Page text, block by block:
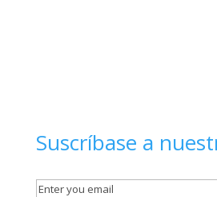
Suscríbase a